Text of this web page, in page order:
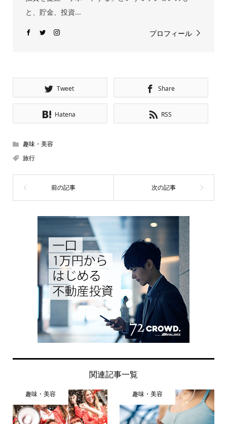
と、貯金、投資...
プロフィール
Tweet Share
Hatena RSS
趣味・美容
旅行
関連記事一覧
趣味・美容 趣味・美容